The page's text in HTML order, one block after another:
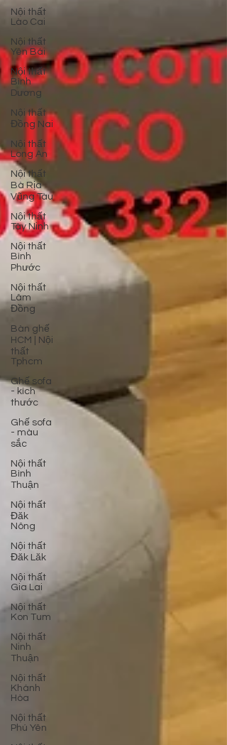
Nội thất
Lào Cai
Nội thất
Yên Bái
Nội thất
Bình
Dương
Nội thất
Đồng Nai
Nội thất
Long An
Nội thất
Bà Rịa
Vũng Tàu
Nội thất
Tây Ninh
Nội thất
Bình
Phước
Nội thất
Lâm
Đồng
Bàn ghế
HCM | Nội
thất
Tphcm
Ghế sofa
- kích
thước
Ghế sofa
- màu
sắc
Nội thất
Bình
Thuận
Nội thất
Đăk
Nông
Nội thất
Đăk Lăk
Nội thất
Gia Lai
Nội thất
Kon Tum
Nội thất
Ninh
Thuận
Nội thất
Khánh
Hòa
Nội thất
Phú Yên